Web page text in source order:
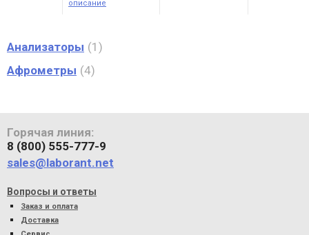
описание
Анализаторы
1
Афрометры 4
Горячая линия:
8 (800) 555-777-9
sales@laborant.net
Вопросы и ответы
Заказ и оплата
Доставка